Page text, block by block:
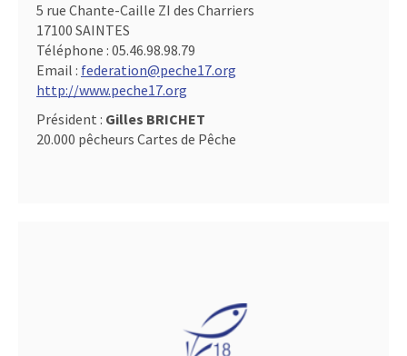
5 rue Chante-Caille ZI des Charriers
17100 SAINTES
Téléphone : 05.46.98.98.79
Email : federation@peche17.org
http://www.peche17.org
Président : Gilles BRICHET
20.000 pêcheurs Cartes de Pêche